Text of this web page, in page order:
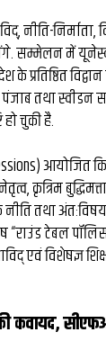
नीति-निर्माता,
लेंगे. सम्मेलन में
प्रतिष्ठित
तथा स्वीडन
हो चुकी है.
आयोजित
कृत्रिम
नीति तथा
“राउंड टेबल
एवं विशेषज्ञ
कवायद,